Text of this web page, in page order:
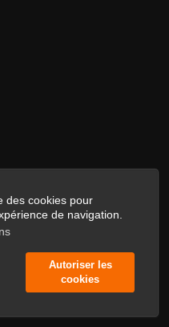
des cookies pour
de navigation.
Autoriser les
cookies